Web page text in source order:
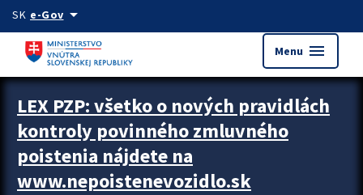
Preskocit na hlavný obsah
SK e-Govarrow_drop_down
Menu menu
Zastavit automatický posun upútavok
LEX PZP: všetko o nových pravidlách
kontroly povinného zmluvného
poistenia nájdete na
www.nepoistenevozidlo.sk